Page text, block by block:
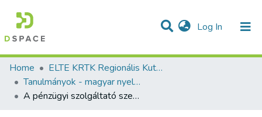
Log In (current)
Communities & Collections
Statistics
All of DSpace
Home
ELTE KRTK Regionális Kutatások Intézete
Tanulmányok - magyar nyelvű (RKI)
A pénzügyi szolgáltató szektorok területi dimenziói a kelet-közép-európai térségben